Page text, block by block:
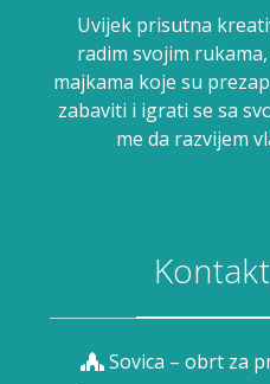
Uvijek prisutna
radim svojim
majkama koje su
zabaviti i igrati se sa
me da razvijem
Sovica – obrt za